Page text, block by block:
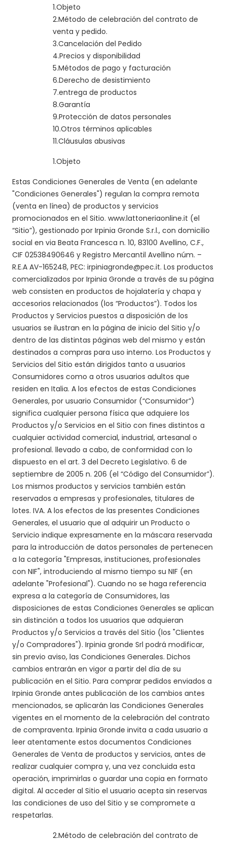
1.Objeto
2.Método de celebración del contrato de
venta y pedido.
3.Cancelación del Pedido
4.Precios y disponibilidad
5.Métodos de pago y facturación
6.Derecho de desistimiento
7.entrega de productos
8.Garantía
9.Protección de datos personales
10.Otros términos aplicables
11.Cláusulas abusivas
1.Objeto
Estas Condiciones Generales de Venta (en adelante
"Condiciones Generales") regulan la compra remota
(venta en línea) de productos y servicios
promocionados en el Sitio. www.lattoneriaonline.it (el
“Sitio”), gestionado por Irpinia Gronde S.r.l., con domicilio
social en via Beata Francesca n. 10, 83100 Avellino, C.F.,
CIF 02538490646 y Registro Mercantil Avellino núm. –
R.E.A AV-165248, PEC: irpiniagronde@pec.it. Los productos
comercializados por Irpinia Gronde a través de su página
web consisten en productos de hojalatería y chapa y
accesorios relacionados (los “Productos”). Todos los
Productos y Servicios puestos a disposición de los
usuarios se ilustran en la página de inicio del Sitio y/o
dentro de las distintas páginas web del mismo y están
destinados a compras para uso interno. Los Productos y
Servicios del Sitio están dirigidos tanto a usuarios
Consumidores como a otros usuarios adultos que
residen en Italia. A los efectos de estas Condiciones
Generales, por usuario Consumidor (“Consumidor”)
significa cualquier persona física que adquiere los
Productos y/o Servicios en el Sitio con fines distintos a
cualquier actividad comercial, industrial, artesanal o
profesional. llevado a cabo, de conformidad con lo
dispuesto en el art. 3 del Decreto Legislativo. 6 de
septiembre de 2005 n. 206 (el “Código del Consumidor”).
Los mismos productos y servicios también están
reservados a empresas y profesionales, titulares de
lotes. IVA. A los efectos de las presentes Condiciones
Generales, el usuario que al adquirir un Producto o
Servicio indique expresamente en la máscara reservada
para la introducción de datos personales de pertenecen
a la categoría "Empresas, instituciones, profesionales
con NIF", introduciendo al mismo tiempo su NIF (en
adelante "Profesional"). Cuando no se haga referencia
expresa a la categoría de Consumidores, las
disposiciones de estas Condiciones Generales se aplican
sin distinción a todos los usuarios que adquieran
Productos y/o Servicios a través del Sitio (los "Clientes
y/o Compradores"). Irpinia gronde Srl podrá modificar,
sin previo aviso, las Condiciones Generales. Dichos
cambios entrarán en vigor a partir del día de su
publicación en el Sitio. Para comprar pedidos enviados a
Irpinia Gronde antes publicación de los cambios antes
mencionados, se aplicarán las Condiciones Generales
vigentes en el momento de la celebración del contrato
de compraventa. Irpinia Gronde invita a cada usuario a
leer atentamente estos documentos Condiciones
Generales de Venta de productos y servicios, antes de
realizar cualquier compra y, una vez concluida esta
operación, imprimirlas o guardar una copia en formato
digital. Al acceder al Sitio el usuario acepta sin reservas
las condiciones de uso del Sitio y se compromete a
respetarlas.
2.Método de celebración del contrato de